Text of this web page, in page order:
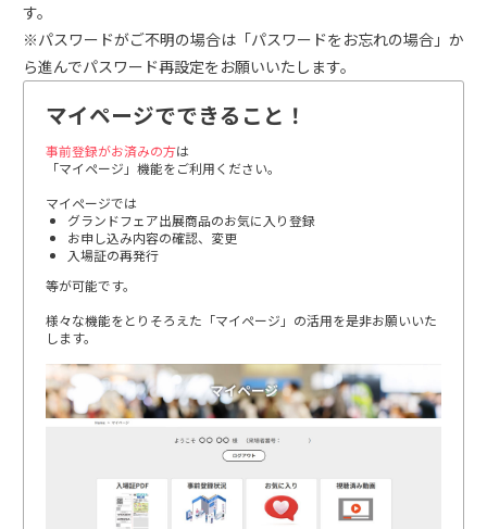
す。
※パスワードがご不明の場合は「パスワードをお忘れの場合」か
ら進んでパスワード再設定をお願いいたします。
マイページでできること！
事前登録がお済みの方は
「マイページ」機能をご利用ください。
マイページでは
グランドフェア出展商品のお気に入り登録
お申し込み内容の確認、変更
入場証の再発行
等が可能です。
様々な機能をとりそろえた「マイページ」の活用を是非お願いいた
します。